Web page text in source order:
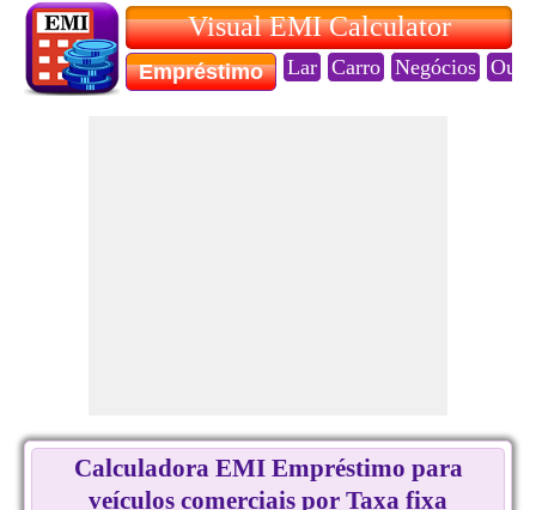
Visual EMI Calculator
Empréstimo Lar Carro Negócios Ouro
Calculadora EMI Empréstimo para
veículos comerciais por Taxa fixa